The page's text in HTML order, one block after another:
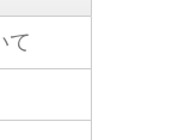
て